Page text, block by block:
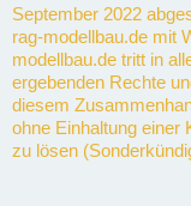
September 2022
rag-modellbau.de mit
modellbau.de tritt in
ergebenden Rechte
diesem
ohne Einhaltung einer
zu lösen